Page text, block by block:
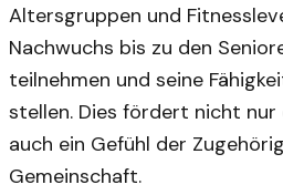
Altersgruppen und
Nachwuchs bis zu den
teilnehmen und seine
stellen. Dies fördert nicht nur
auch ein Gefühl der
Gemeinschaft.